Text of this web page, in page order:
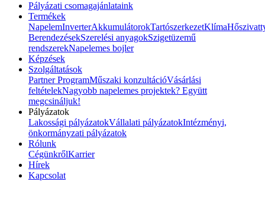
Pályázati csomagajánlataink
Termékek
NapelemInverterAkkumulátorokTartószerkezetKlíma
BerendezésekSzerelési anyagokSzigetüzemű
rendszerekNapelemes bojler
Képzések
Szolgáltatások
Partner ProgramMűszaki konzultációVásárlási
feltételekNagyobb napelemes projektek? Együtt
megcsináljuk!
Pályázatok
Lakossági pályázatokVállalati pályázatokIntézményi,
önkormányzati pályázatok
Rólunk
CégünkrőlKarrier
Hírek
Kapcsolat